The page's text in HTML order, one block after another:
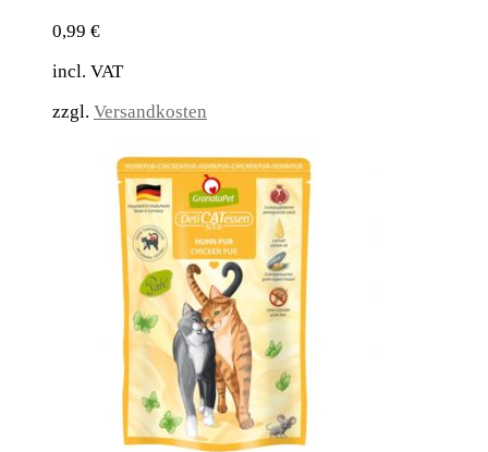
0,99 €
incl. VAT
zzgl. Versandkosten